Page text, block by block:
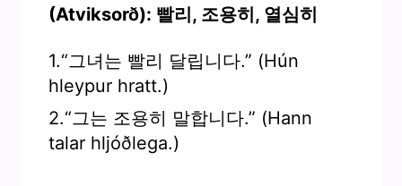
(Atviksorð): 빨리, 조용히, 열심히
1.“그녀는 빨리 달립니다.” (Hún
hleypur hratt.)
2.“그는 조용히 말합니다.” (Hann
talar hljóðlega.)